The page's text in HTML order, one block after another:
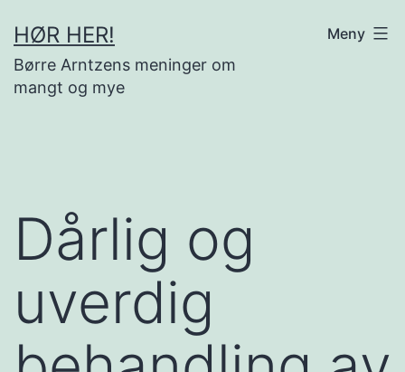
til
innhold
HØR HER!
Børre Arntzens meninger om
mangt og mye
Meny
Dårlig og
uverdig